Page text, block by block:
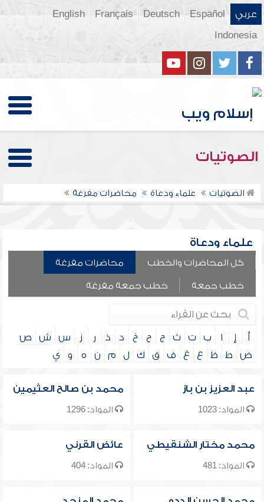
عربي Español
Deutsch
Français
English
Indonesia
الصوتيات
الصوتيات علماء ودعاة محاضرات مفرغة
علماء ودعاة
كل المحاضرات والخطب محاضرات مفرغة
خطب جمعة خطب جمعة مفرغة
أ إ ا ب ت ث ج ح خ د ذ ر ز س ش
ص
ض
ط ظ ع غ ف ق ك ل م ن ه و ي
عبد العزيز بن باز
المواد: 1023
محمد بن صالح العثيمين
المواد: 1296
محمد مختار الشنقيطي
المواد: 481
عائض القرني
المواد: 404